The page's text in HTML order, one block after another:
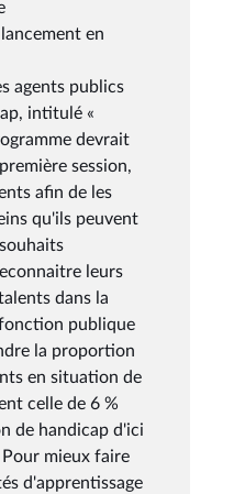
en
agents publics
intitulé «
devrait
session,
afin de les
qu'ils peuvent
leurs
dans la
publique
la proportion
en situation de
celle de 6 %
de handicap d'ici
mieux faire
d'apprentissage